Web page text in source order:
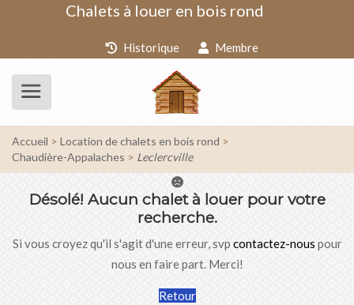
Chalets à louer en bois rond
Historique Membre
Accueil
Location de chalets en bois rond
Chaudière-Appalaches
Leclercville
Désolé!Aucun chalet à louer pour votre
recherche.
Si vous croyez qu'il s'agit d'une erreur, svpcontactez-nouspour
nous en faire part. Merci!
Retour